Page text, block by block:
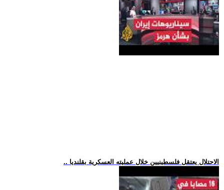
.. الاحتلال يعتقل فلسطينيين خلال عمليته العسكرية بقلنديا